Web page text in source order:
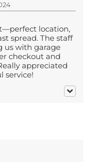
location,
spread. The staff
us with garage
checkout and
appreciated
service!